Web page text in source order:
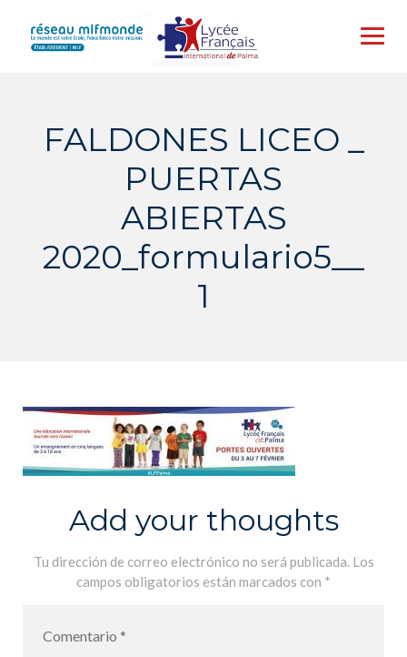
content
FALDONES LICEO _
PUERTAS
ABIERTAS
2020_formulario5__
1
Add your thoughts
Tu dirección de correo electrónico no será publicada. Los
campos obligatorios están marcados con *